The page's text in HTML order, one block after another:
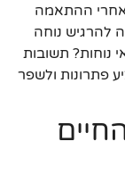
ההתאמה
להרגיש נוחה
נוחות? תשובות
פתרונות ולשפר